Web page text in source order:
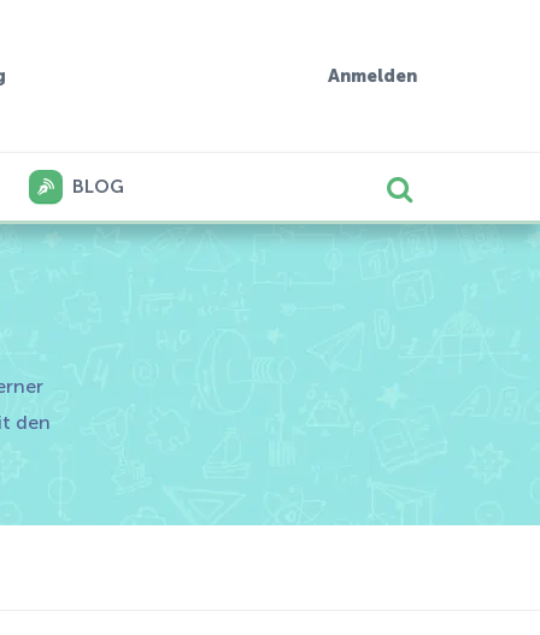
Anmelden
BLOG
den